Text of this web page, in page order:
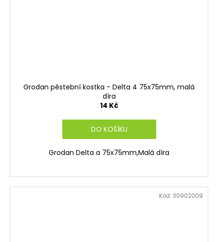
Grodan pěstební kostka - Delta 4 75x75mm, malá
díra
14 Kč
DO KOŠÍKU
Grodan Delta a 75x75mm,Malá díra
Kód: 30902009